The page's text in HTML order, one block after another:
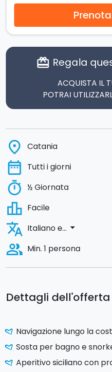
Dettagli dell'offerta
Navigazione lungo la
Sosta per bagno e
Aperitivo siciliano con
card_giftcard Regala
ACQUISTA IL
POTRAI
place Catania
date_range Tutti i giorni
timer ½ Giornata
leaderboard Facile
translate Italiano e... arrow_drop_down
people_alt Min. 1 persona